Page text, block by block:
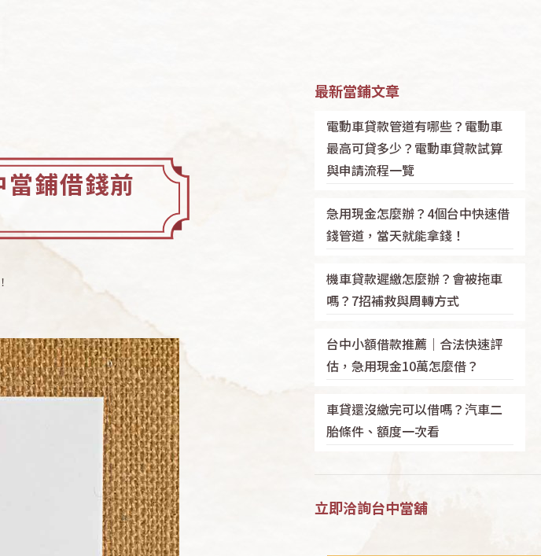
鋪借錢前
最新當鋪文章
電動車貸款管道有哪些？電動車
最高可貸多少？電動車貸款試算
與申請流程一覽
急用現金怎麼辦？4個台中快速借
錢管道，當天就能拿錢！
機車貸款遲繳怎麼辦？會被拖車
嗎？7招補救與周轉方式
台中小額借款推薦｜合法快速評
估，急用現金10萬怎麼借？
車貸還沒繳完可以借嗎？汽車二
胎條件、額度一次看
立即洽詢台中當舖